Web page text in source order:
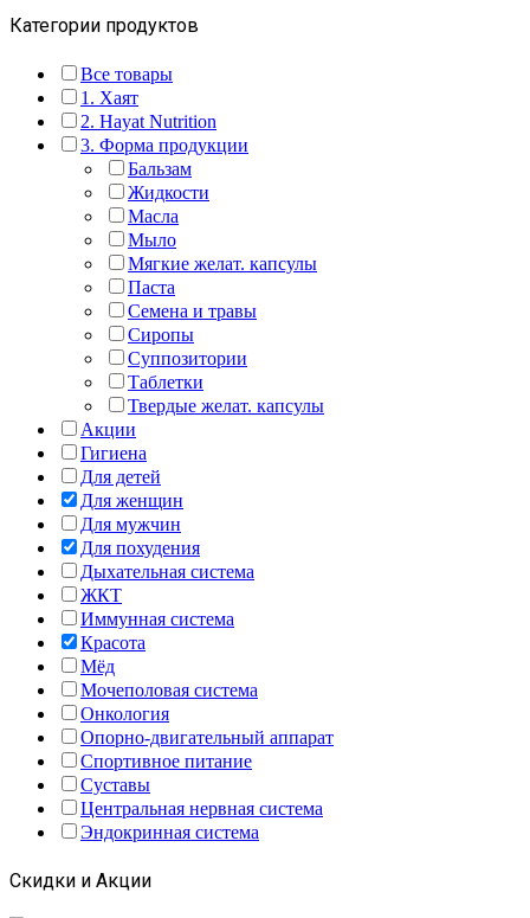
Категории продуктов
Все товары
1. Хаят
2. Hayat Nutrition
3. Форма продукции
Бальзам
Жидкости
Масла
Мыло
Мягкие желат. капсулы
Паста
Семена и травы
Сиропы
Суппозитории
Таблетки
Твердые желат. капсулы
Акции
Гигиена
Для детей
Для женщин
Для мужчин
Для похудения
Дыхательная система
ЖКТ
Иммунная система
Красота
Мёд
Мочеполовая система
Онкология
Опорно-двигательный аппарат
Спортивное питание
Суставы
Центральная нервная система
Эндокринная система
Скидки и Акции